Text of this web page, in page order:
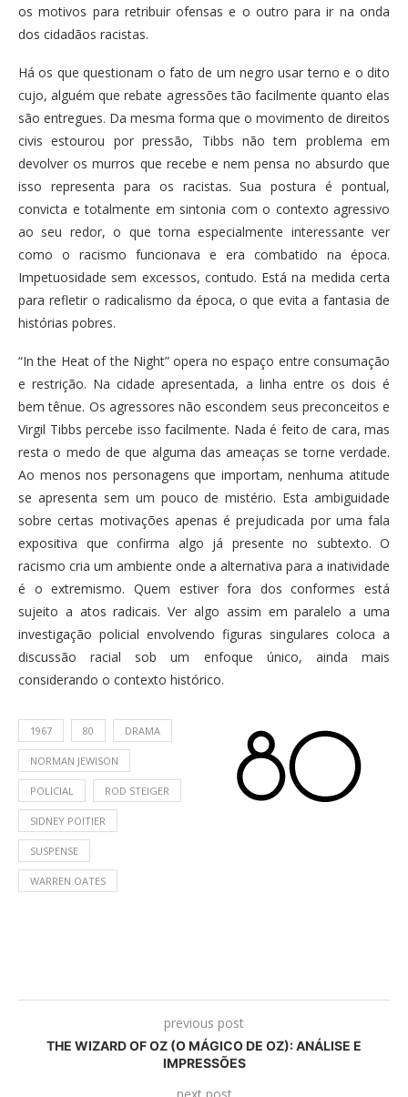
os motivos para retribuir ofensas e o outro para ir na onda
dos cidadãos racistas.
Há os que questionam o fato de um negro usar terno e o dito
cujo, alguém que rebate agressões tão facilmente quanto elas
são entregues. Da mesma forma que o movimento de direitos
civis estourou por pressão, Tibbs não tem problema em
devolver os murros que recebe e nem pensa no absurdo que
isso representa para os racistas. Sua postura é pontual,
convicta e totalmente em sintonia com o contexto agressivo
ao seu redor, o que torna especialmente interessante ver
como o racismo funcionava e era combatido na época.
Impetuosidade sem excessos, contudo. Está na medida certa
para refletir o radicalismo da época, o que evita a fantasia de
histórias pobres.
“In the Heat of the Night” opera no espaço entre consumação
e restrição. Na cidade apresentada, a linha entre os dois é
bem tênue. Os agressores não escondem seus preconceitos e
Virgil Tibbs percebe isso facilmente. Nada é feito de cara, mas
resta o medo de que alguma das ameaças se torne verdade.
Ao menos nos personagens que importam, nenhuma atitude
se apresenta sem um pouco de mistério. Esta ambiguidade
sobre certas motivações apenas é prejudicada por uma fala
expositiva que confirma algo já presente no subtexto. O
racismo cria um ambiente onde a alternativa para a inatividade
é o extremismo. Quem estiver fora dos conformes está
sujeito a atos radicais. Ver algo assim em paralelo a uma
investigação policial envolvendo figuras singulares coloca a
discussão racial sob um enfoque único, ainda mais
considerando o contexto histórico.
1967 80 DRAMA
NORMAN JEWISON
POLICIAL ROD STEIGER
SIDNEY POITIER
SUSPENSE
WARREN OATES
previous post
THE WIZARD OF OZ (O MÁGICO DE OZ): ANÁLISE E
IMPRESSÕES